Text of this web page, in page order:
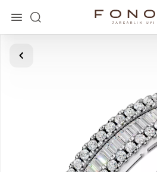
Главная